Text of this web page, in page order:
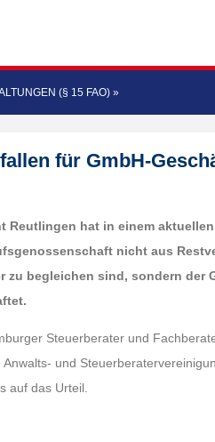
(§ 15 FAO) »
für GmbH-
Reutlingen hat in einem
nicht aus
zu begleichen sind, sondern der
Steuerberater und
und
auf das Urteil.